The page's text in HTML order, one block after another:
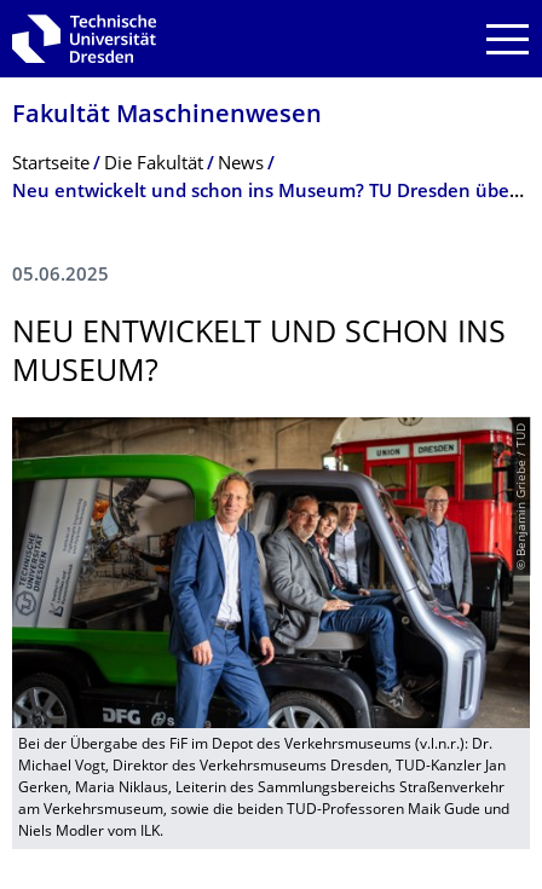
Zur Hauptnavigation springen
Zur Suche springen
Zum Inhalt springen
Fakultät Maschinenwesen
Breadcrumb-Menü
Startseite Die Fakultät
News
Neu entwickelt und schon ins Museum? TU Dresden übergibt innovatives Nutzfahrzeug-Modell an das Verkehrsmuseum Dresden
05.06.2025
NEU ENTWICKELT UND SCHON INS
MUSEUM?
© Benjamin Griebe / TUD
Bei der Übergabe des FiF im Depot des Verkehrsmuseums (v.l.n.r.): Dr.
Michael Vogt, Direktor des Verkehrsmuseums Dresden, TUD-Kanzler Jan
Gerken, Maria Niklaus, Leiterin des Sammlungsbereichs Straßenverkehr
am Verkehrsmuseum, sowie die beiden TUD-Professoren Maik Gude und
Niels Modler vom ILK.